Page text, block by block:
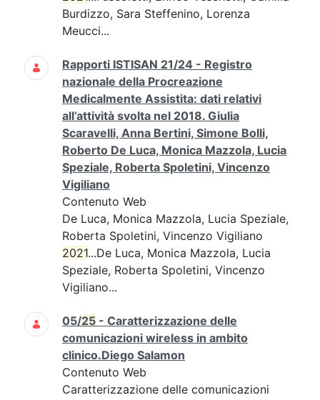
Burdizzo, Sara Steffenino, Lorenza
Meucci...
Rapporti ISTISAN 21/24 - Registro
nazionale della Procreazione
Medicalmente Assistita: dati relativi
all’attività svolta nel 2018. Giulia
Scaravelli, Anna Bertini, Simone Bolli,
Roberto De Luca, Monica Mazzola, Lucia
Speziale, Roberta Spoletini, Vincenzo
Vigiliano
Contenuto Web
De Luca, Monica Mazzola, Lucia Speziale,
Roberta Spoletini, Vincenzo Vigiliano
2021...De Luca, Monica Mazzola, Lucia
Speziale, Roberta Spoletini, Vincenzo
Vigiliano...
05/25 - Caratterizzazione delle
comunicazioni wireless in ambito
clinico.Diego Salamon
Contenuto Web
Caratterizzazione delle comunicazioni